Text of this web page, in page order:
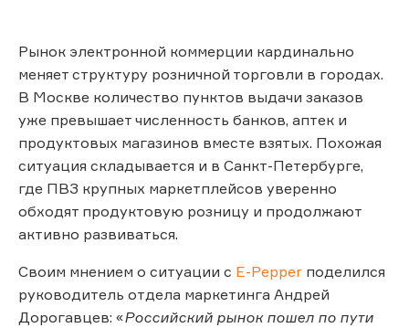
Рынок электронной коммерции кардинально
меняет структуру розничной торговли в городах.
В Москве количество пунктов выдачи заказов
уже превышает численность банков, аптек и
продуктовых магазинов вместе взятых. Похожая
ситуация складывается и в Санкт-Петербурге,
где ПВЗ крупных маркетплейсов уверенно
обходят продуктовую розницу и продолжают
активно развиваться.
Своим мнением о ситуации с E-Pepper поделился
руководитель отдела маркетинга Андрей
Дорогавцев: «Российский рынок пошел по пути